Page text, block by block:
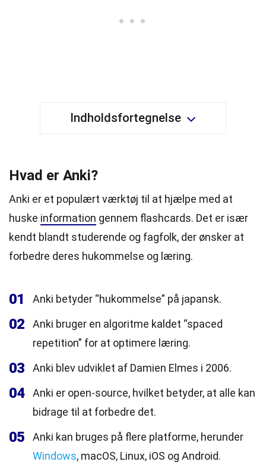
Indholdsfortegnelse
Hvad er Anki?
Anki er et populært værktøj til at hjælpe med at
huske information gennem flashcards. Det er især
kendt blandt studerende og fagfolk, der ønsker at
forbedre deres hukommelse og læring.
01 Anki betyder “hukommelse” på japansk.
02
Anki bruger en algoritme kaldet “spaced
repetition” for at optimere læring.
03 Anki blev udviklet af Damien Elmes i 2006.
04
Anki er open-source, hvilket betyder, at alle kan
bidrage til at forbedre det.
05
Anki kan bruges på flere platforme, herunder
Windows, macOS, Linux, iOS og Android.